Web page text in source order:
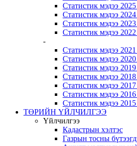
Статистик мэдээ
Статистик мэдээ
Статистик мэдээ
Статистик мэдээ
-
Статистик мэдээ
Статистик мэдээ
Статистик мэдээ
Статистик мэдээ
Статистик мэдээ
Статистик мэдээ
Статистик мэдээ
ТӨРИЙН ҮЙЛЧИЛГЭЭ
Үйлчилгээ
Кадастрын хэлтэс
Газрын тосны